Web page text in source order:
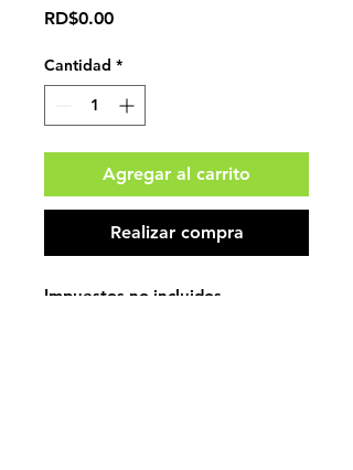
RD$0.00Precio
Cantidad *
Agregar al carrito
Realizar compra
Impuestos no incluidos.